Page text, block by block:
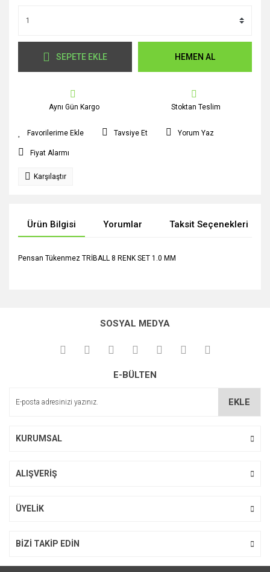
SEPETE EKLE HEMEN AL
Aynı Gün Kargo Stoktan Teslim
Tavsiye Et Yorum Yaz
Fiyat Alarmı
Karşılaştır
Ürün Bilgisi Yorumlar Taksit Seçenekleri
Pensan Tükenmez TRİBALL 8 RENK SET 1.0 MM
kullanarak tarafımıza iletebilirsiniz.
Görüş ve önerileriniz için teşekkür ederiz.
Ürün açıklamasında eksik bilgiler bulunuyor.
SOSYAL MEDYA
E-BÜLTEN
EKLE
KURUMSAL
ALIŞVERİŞ
ÜYELİK
BİZİ TAKİP EDİN